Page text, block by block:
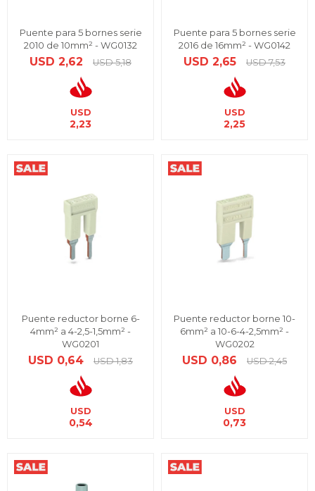
Puente para 5 bornes serie
2010 de 10mm² - WG0132
USD 2,62 USD 5,18
USD
2,23
Puente para 5 bornes serie
2016 de 16mm² - WG0142
USD 2,65 USD 7,53
USD
2,25
Puente reductor borne 6-
4mm² a 4-2,5-1,5mm² -
WG0201
USD 0,64 USD 1,83
USD
0,54
Puente reductor borne 10-
6mm² a 10-6-4-2,5mm² -
WG0202
USD 0,86 USD 2,45
USD
0,73